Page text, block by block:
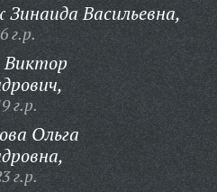
Васильевна,
г.р.
г.р.
Ольга
г.р.